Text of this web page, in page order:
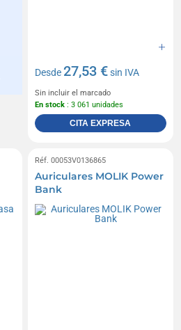
Desde27,53 €sin IVA
Sin incluir el marcado
En stock : 3 061 unidades
CITA EXPRESA
Réf. 00053V0136865
Auriculares MOLIK Power
Bank